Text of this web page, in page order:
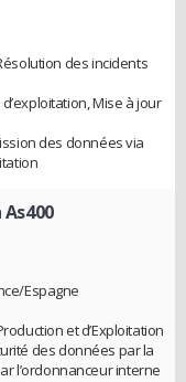
des incidents
Mise à jour
des données via
Espagne
et d’Exploitation
des données par la
l’ordonnanceur interne